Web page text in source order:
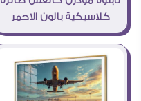
كلاسيكية بالون الاحمر